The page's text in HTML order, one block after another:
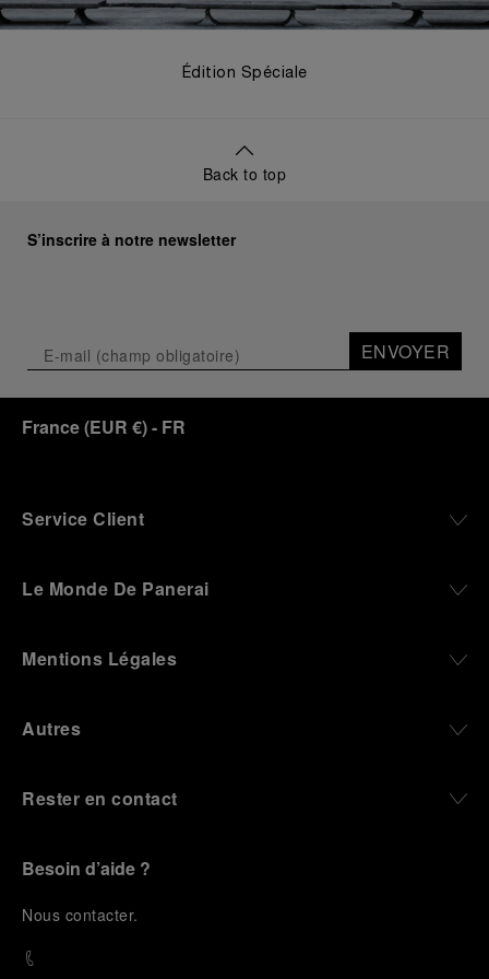
Édition Spéciale
Back to top
S’inscrire à notre newsletter
ENVOYER
France(EUR €)- FR
Service Client
Le Monde De Panerai
Mentions Légales
Autres
Rester en contact
Besoin d’aide ?
Nous contacter.